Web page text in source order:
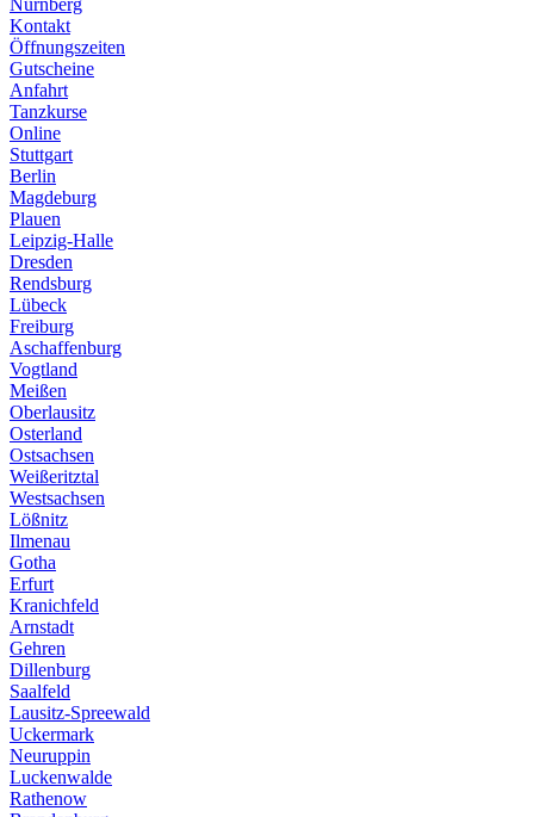
Nürnberg
Kontakt
Öffnungszeiten
Gutscheine
Anfahrt
Tanzkurse
Online
Stuttgart
Berlin
Magdeburg
Plauen
Leipzig-Halle
Dresden
Rendsburg
Lübeck
Freiburg
Aschaffenburg
Vogtland
Meißen
Oberlausitz
Osterland
Ostsachsen
Weißeritztal
Westsachsen
Lößnitz
Ilmenau
Gotha
Erfurt
Kranichfeld
Arnstadt
Gehren
Dillenburg
Saalfeld
Lausitz-Spreewald
Uckermark
Neuruppin
Luckenwalde
Rathenow